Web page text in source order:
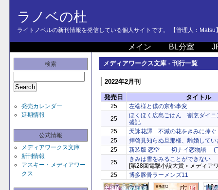
ラノベの杜
ライトノベルの新刊情報を発信している個人サイトです。 【管理人：Matsu
メイン BL分室
検索
発売カレンダー
延期情報
公式情報
メディアワークス文庫
新刊情報
アスキー・メディアワー
クス
メディアワークス文庫 - 刊行一覧
2022年2月刊
発売日 タイトル
25
左端様と僕の京都事変
25
ほくほく広島ごはん 割烹ダイニ
盛記
25
天詠花譚 不滅の花をきみに捧ぐ
25
拝啓見知らぬ旦那様、離婚して
25
新装版 恋空 ―切ナイ恋物語― (
25
きみは雪をみることができない
[第28回電撃小説大賞＜メディア
25
博多豚骨ラーメンズ11